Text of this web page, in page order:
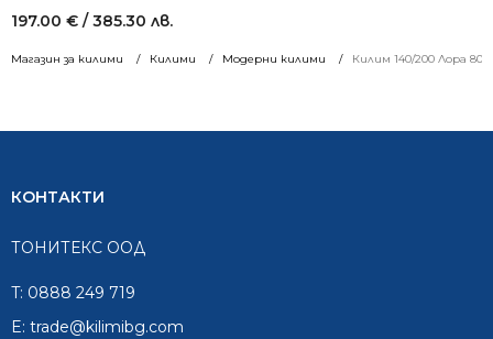
Магазин за килими Килими Модерни килими Килим 140/200 Лора
197.00 € / 385.30 лв.
КОНТАКТИ
ТОНИТЕКС ООД
T: 0888 249 719
E: trade@kilimibg.com